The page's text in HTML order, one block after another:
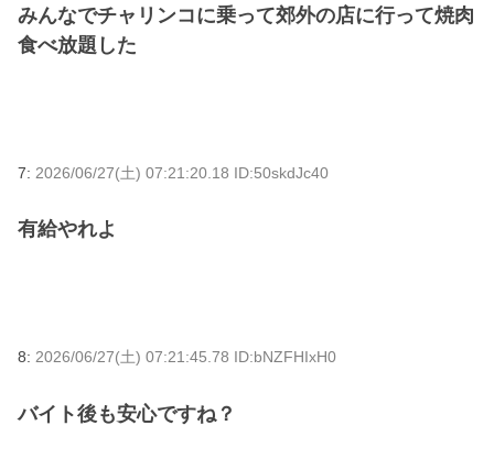
みんなでチャリンコに乗って郊外の店に行って焼肉
食べ放題した
7: 2026/06/27(土) 07:21:20.18 ID:50skdJc40
有給やれよ
8: 2026/06/27(土) 07:21:45.78 ID:bNZFHIxH0
バイト後も安心ですね？